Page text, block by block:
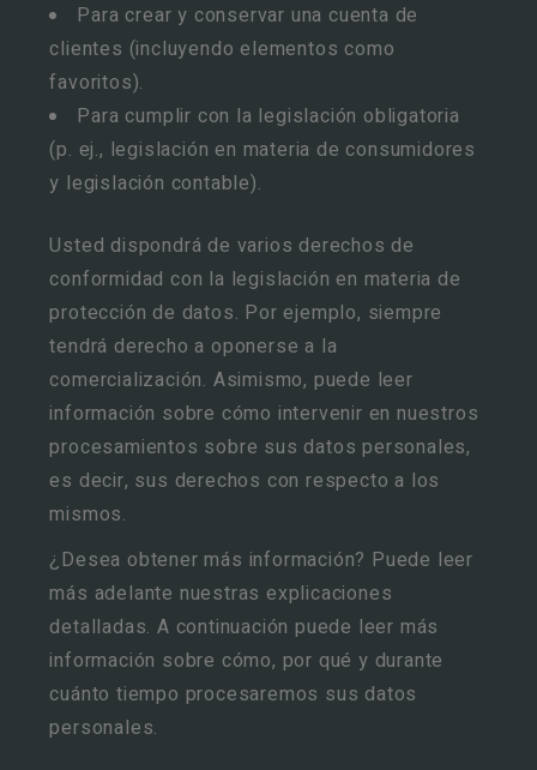
Para crear y conservar una cuenta de
clientes (incluyendo elementos como
favoritos).
Para cumplir con la legislación obligatoria
(p. ej., legislación en materia de consumidores
y legislación contable).
Usted dispondrá de varios derechos de
conformidad con la legislación en materia de
protección de datos. Por ejemplo, siempre
tendrá derecho a oponerse a la
comercialización. Asimismo, puede leer
información sobre cómo intervenir en nuestros
procesamientos sobre sus datos personales,
es decir, sus derechos con respecto a los
mismos.
¿Desea obtener más información? Puede leer
más adelante nuestras explicaciones
detalladas. A continuación puede leer más
información sobre cómo, por qué y durante
cuánto tiempo procesaremos sus datos
personales.